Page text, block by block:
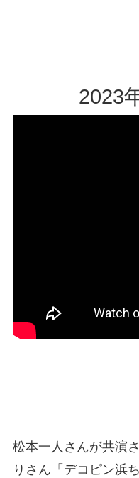
2023
松本一人さんが共演
りさん「デコピン浜